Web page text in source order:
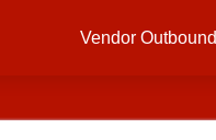
Vendor Outbound